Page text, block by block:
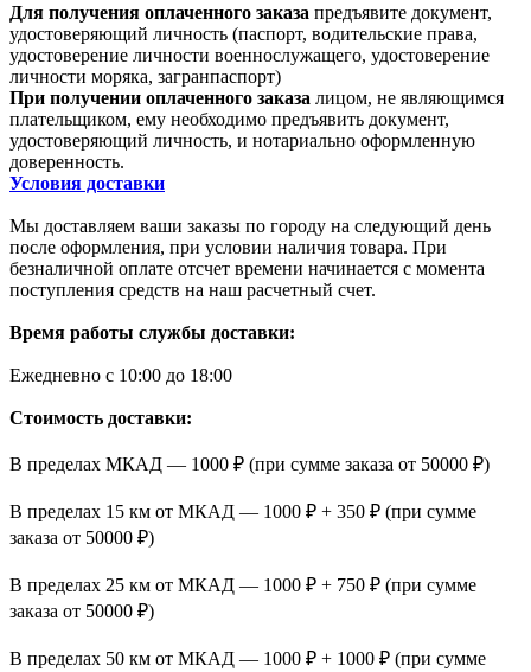
Для получения оплаченного заказа предъявите документ,
удостоверяющий личность (паспорт, водительские права,
удостоверение личности военнослужащего, удостоверение
личности моряка, загранпаспорт)
При получении оплаченного заказа лицом, не являющимся
плательщиком, ему необходимо предъявить документ,
удостоверяющий личность, и нотариально оформленную
доверенность.
Условия доставки
Мы доставляем ваши заказы по городу на следующий день
после оформления, при условии наличия товара. При
безналичной оплате отсчет времени начинается с момента
поступления средств на наш расчетный счет.
Время работы службы доставки:
Ежедневно с 10:00 до 18:00
Стоимость доставки:
В пределах МКАД — 1000 ₽ (при сумме заказа от 50000 ₽)
В пределах 15 км от МКАД — 1000 ₽ + 350 ₽ (при сумме
заказа от 50000 ₽)
В пределах 25 км от МКАД — 1000 ₽ + 750 ₽ (при сумме
заказа от 50000 ₽)
В пределах 50 км от МКАД — 1000 ₽ + 1000 ₽ (при сумме